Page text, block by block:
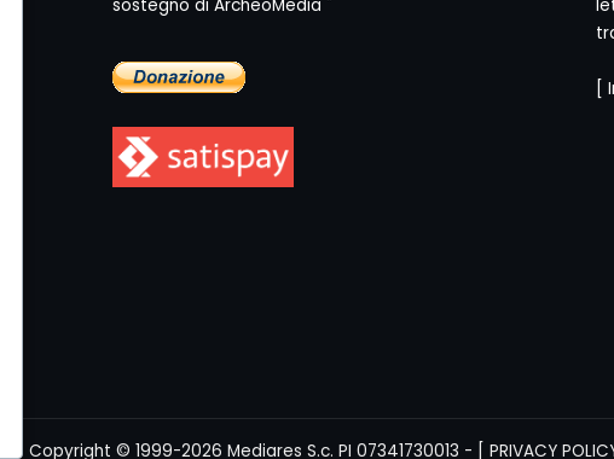
sostegno di ArcheoMedia "
[
Copyright © 1999-2026 Mediares S.c. PI 07341730013 - [ PRIVACY